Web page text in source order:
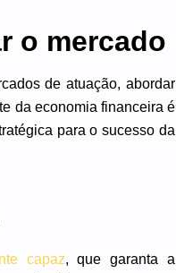
o mercado
de atuação, abordar
da economia financeira é
para o sucesso da
capaz, que garanta a